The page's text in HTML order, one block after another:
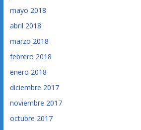
mayo 2018
abril 2018
marzo 2018
febrero 2018
enero 2018
diciembre 2017
noviembre 2017
octubre 2017